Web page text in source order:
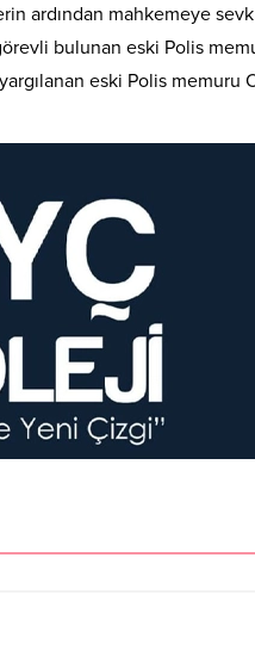
ardından mahkemeye
bulunan eski Polis
eski Polis memuru